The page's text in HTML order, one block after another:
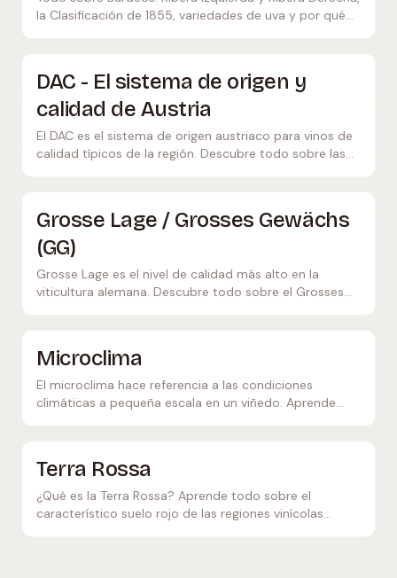
la Clasificación de 1855, variedades de uva y por qué
DAC - El sistema de origen y
calidad de Austria
El DAC es el sistema de origen austriaco para vinos de
calidad típicos de la región. Descubre todo sobre las
Grosse Lage / Grosses Gewächs
(GG)
Grosse Lage es el nivel de calidad más alto en la
viticultura alemana. Descubre todo sobre el Grosses
Microclima
El microclima hace referencia a las condiciones
climáticas a pequeña escala en un viñedo. Aprende
Terra Rossa
¿Qué es la Terra Rossa? Aprende todo sobre el
característico suelo rojo de las regiones vinícolas